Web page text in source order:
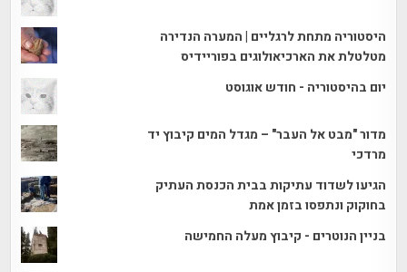
היסטוריה מתחת לרגליים | המערה הנדירה
מטלטלת את הארכיאולוגים בפוריידיס
יום בהיסטוריה - חודש אוגוסט
מדור "מבט אל העבר" – מגדל המים קיבוץ יד
מרדכי
הגיעו לשדוד עתיקות בבית הכנסת העתיק
בחוקוק ונתפסו בזמן אמת
בניין הנוטרים - קיבוץ מעלה החמישה